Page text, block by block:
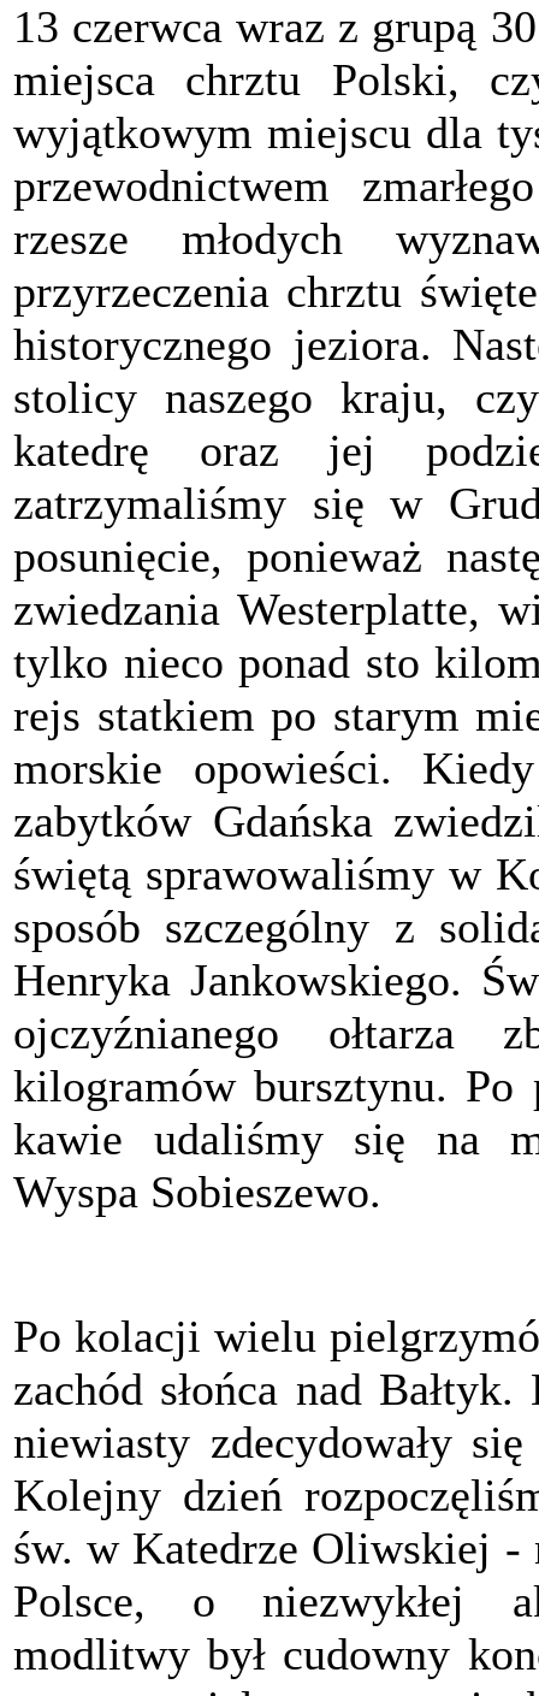
13 czerwca wraz z grupą
miejsca chrztu Polski,
wyjątkowym miejscu dla
przewodnictwem
rzesze młodych
przyrzeczenia chrztu
historycznego jeziora.
stolicy naszego kraju,
katedrę oraz jej
zatrzymaliśmy się w
posunięcie, ponieważ
zwiedzania Westerplatte,
tylko nieco ponad sto
rejs statkiem po starym
morskie opowieści.
zabytków Gdańska
świętą sprawowaliśmy w
sposób szczególny z
Henryka Jankowskiego.
ojczyźnianego
kilogramów bursztynu. Po
kawie udaliśmy się na
Wyspa Sobieszewo.
Po kolacji wielu
zachód słońca nad
niewiasty zdecydowały
Kolejny dzień
św. w Katedrze Oliwskiej -
Polsce, o niezwykłej
modlitwy był cudowny